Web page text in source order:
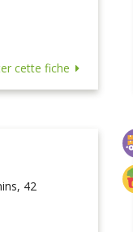
cette fiche
42